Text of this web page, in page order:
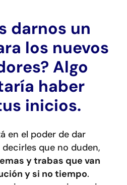
darnos un
los nuevos
Algo
haber
inicios.
en el poder de dar
que no duden,
y trabas que van
y si no tiempo.